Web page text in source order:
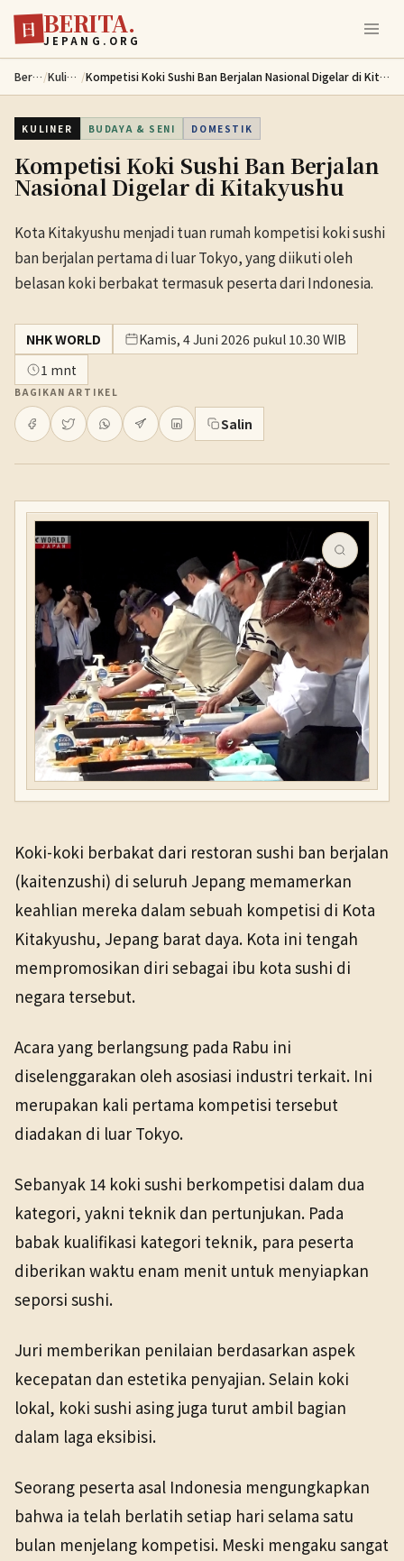
Lewati ke konten utama
日 BERITA.
JEPANG.ORG
Berita/ Kuliner / Kompetisi Koki Sushi Ban Berjalan Nasional Digelar di Kitakyushu
KULINER BUDAYA & SENI DOMESTIK
Kompetisi Koki Sushi Ban Berjalan
Nasional Digelar di Kitakyushu
Kota Kitakyushu menjadi tuan rumah kompetisi koki sushi
ban berjalan pertama di luar Tokyo, yang diikuti oleh
belasan koki berbakat termasuk peserta dari Indonesia.
NHK WORLD
Kamis, 4 Juni 2026 pukul 10.30 WIB
1 mnt
BAGIKAN ARTIKEL
Salin
Koki-koki berbakat dari restoran sushi ban berjalan
(kaitenzushi) di seluruh Jepang memamerkan
keahlian mereka dalam sebuah kompetisi di Kota
Kitakyushu, Jepang barat daya. Kota ini tengah
mempromosikan diri sebagai ibu kota sushi di
negara tersebut.
Acara yang berlangsung pada Rabu ini
diselenggarakan oleh asosiasi industri terkait. Ini
merupakan kali pertama kompetisi tersebut
diadakan di luar Tokyo.
Sebanyak 14 koki sushi berkompetisi dalam dua
kategori, yakni teknik dan pertunjukan. Pada
babak kualifikasi kategori teknik, para peserta
diberikan waktu enam menit untuk menyiapkan
seporsi sushi.
Juri memberikan penilaian berdasarkan aspek
kecepatan dan estetika penyajian. Selain koki
lokal, koki sushi asing juga turut ambil bagian
dalam laga eksibisi.
Seorang peserta asal Indonesia mengungkapkan
bahwa ia telah berlatih setiap hari selama satu
bulan menjelang kompetisi. Meski mengaku sangat